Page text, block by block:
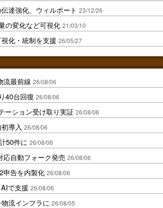
達強化、ウィルポート 23/12/26
の変化など可視化 21/03/10
化・統制を支援 26/05/27
流最前線 26/08/06
40台回復 26/08/06
ーション受け取り実証 26/08/06
導入 26/08/06
50件に 26/08/06
応自動フォーク発売 26/08/06
申告を内製化 26/08/06
で支援 26/08/06
流インフラに 26/08/05